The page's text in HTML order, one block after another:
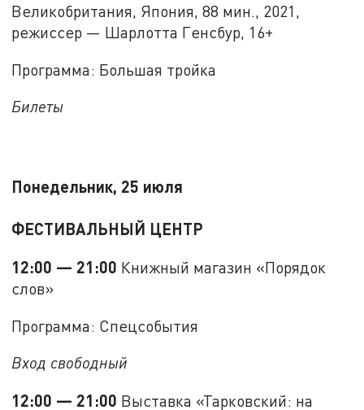
Великобритания, Япония, 88 мин., 2021,
режиссер — Шарлотта Генсбур, 16+
Программа: Большая тройка
Билеты
Понедельник, 25 июля
ФЕСТИВАЛЬНЫЙ ЦЕНТР
12:00 — 21:00 Книжный магазин «Порядок
слов»
Программа: Спецсобытия
Вход свободный
12:00 — 21:00 Выставка «Тарковский: на